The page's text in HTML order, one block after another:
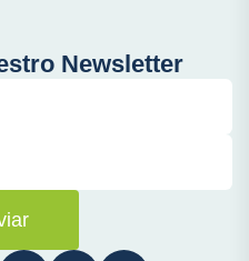
Newsletter